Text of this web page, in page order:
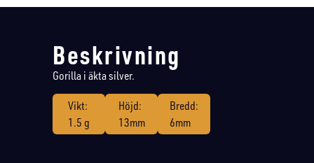
Beskrivning
Gorilla i äkta silver.
Vikt:
1.5 g
Höjd:
13mm
Bredd:
6mm